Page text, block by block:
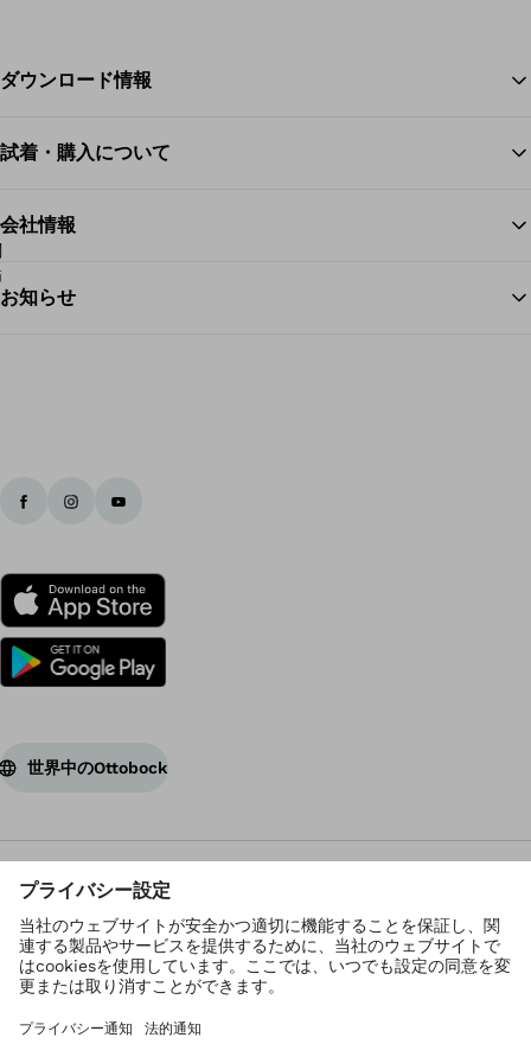
ダウンロード情報
試着・購入について
会社情報
お知らせ
世界中のOttobock
プライバシーの設定
個人情報保護方針
利用規約
管理者